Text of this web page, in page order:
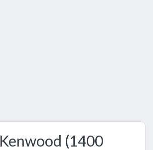
(1400